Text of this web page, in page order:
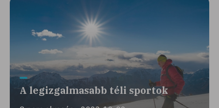
A legizgalmasabb téli sportok